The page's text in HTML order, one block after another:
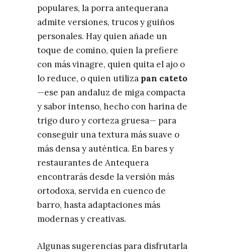
populares, la porra antequerana
admite versiones, trucos y guiños
personales. Hay quien añade un
toque de comino, quien la prefiere
con más vinagre, quien quita el ajo o
lo reduce, o quien utiliza pan cateto
—ese pan andaluz de miga compacta
y sabor intenso, hecho con harina de
trigo duro y corteza gruesa— para
conseguir una textura más suave o
más densa y auténtica. En bares y
restaurantes de Antequera
encontrarás desde la versión más
ortodoxa, servida en cuenco de
barro, hasta adaptaciones más
modernas y creativas.
Algunas sugerencias para disfrutarla